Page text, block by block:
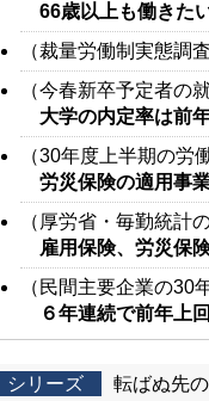
66歳以上も働きた
（裁量労働制実態調
（今春新卒予定者の
大学の内定率は前
（30年度上半期の労
労災保険の適用事
（厚労省・毎勤統計
雇用保険、労災保
（民間主要企業の30
６年連続で前年上
シリーズ
転ばぬ先